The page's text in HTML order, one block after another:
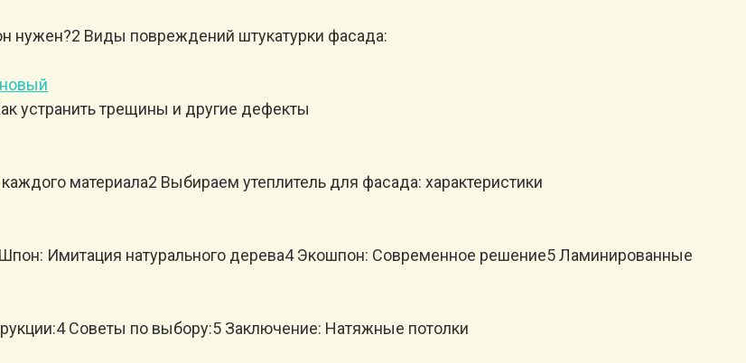
нужен?2 Виды повреждений штукатурки фасада:
устранить трещины и другие дефекты
материала2 Выбираем утеплитель для фасада: характеристики
Имитация натурального дерева4 Экошпон: Современное решение5 Ламинированные
Советы по выбору:5 Заключение: Натяжные потолки